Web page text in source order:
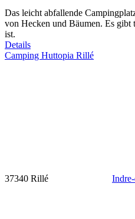
Das leicht abfallende
von Hecken und Bäumen. Es gibt
ist.
Details
Camping Huttopia Rillé
37340 Rillé